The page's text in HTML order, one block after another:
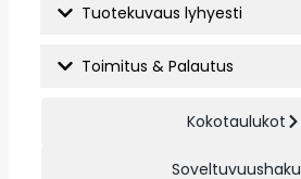
Tuotekuvaus lyhyesti
Toimitus & Palautus
Kokotaulukot
Soveltuvuushaku